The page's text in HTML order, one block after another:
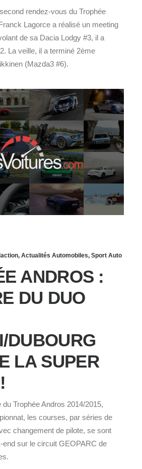
rendez-vous du Trophée
Lagorce a réalisé un meeting
de sa Dacia Lodgy #3, il a
La veille, il a terminé 2ème
(Mazda3 #6).
, Actualités Automobiles, Sport Auto
ANDROS :
DU DUO
DUBOURG
LA SUPER
Trophée Andros 2014/2015,
les courses, par séries de
changement de pilote, se sont
sur le circuit GEOPARC de